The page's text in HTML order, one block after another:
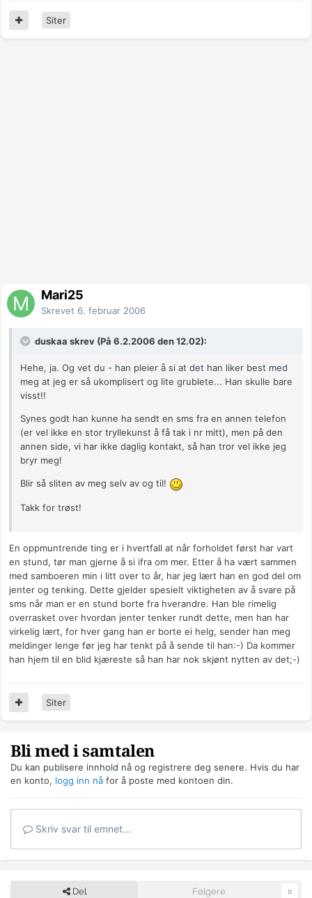
Siter
Mari25
Skrevet 6. februar 2006
duskaa skrev (På 6.2.2006 den 12.02):
Hehe, ja. Og vet du - han pleier å si at det han liker best med
meg at jeg er så ukomplisert og lite grublete... Han skulle bare
visst!!
Synes godt han kunne ha sendt en sms fra en annen telefon
(er vel ikke en stor tryllekunst å få tak i nr mitt), men på den
annen side, vi har ikke daglig kontakt, så han tror vel ikke jeg
bryr meg!
Blir så sliten av meg selv av og til!
Takk for trøst!
En oppmuntrende ting er i hvertfall at når forholdet først har vart
en stund, tør man gjerne å si ifra om mer. Etter å ha vært sammen
med samboeren min i litt over to år, har jeg lært han en god del om
jenter og tenking. Dette gjelder spesielt viktigheten av å svare på
sms når man er en stund borte fra hverandre. Han ble rimelig
overrasket over hvordan jenter tenker rundt dette, men han har
virkelig lært, for hver gang han er borte ei helg, sender han meg
meldinger lenge før jeg har tenkt på å sende til han:-) Da kommer
han hjem til en blid kjæreste så han har nok skjønt nytten av det;-)
Siter
Bli med i samtalen
Du kan publisere innhold nå og registrere deg senere. Hvis du har
en konto, logg inn nå for å poste med kontoen din.
Skriv svar til emnet...
Del Følgere 0